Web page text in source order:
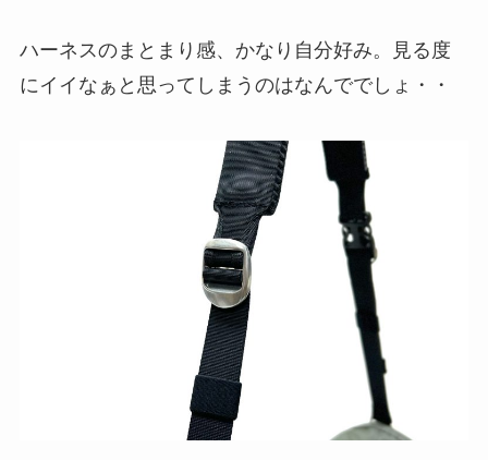
ハーネスのまとまり感、かなり自分好み。見る度
にイイなぁと思ってしまうのはなんででしょ・・